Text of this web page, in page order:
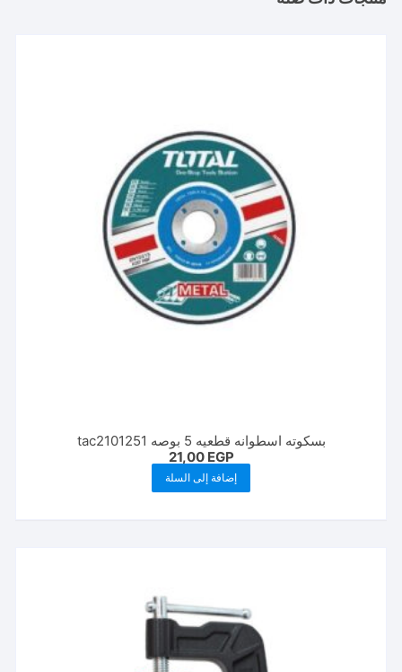
بسكوته اسطوانه قطعيه 5 بوصه tac2101251
21,00 EGP
إضافة إلى السلة